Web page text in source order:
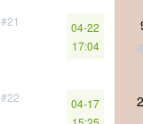
#21
04-22
17:04
#22
04-17